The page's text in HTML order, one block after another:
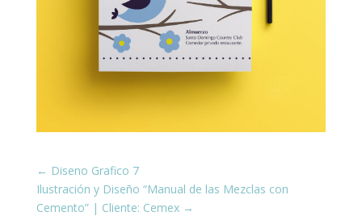
← Diseno Grafico 7
Ilustración y Diseño “Manual de las Mezclas con
Cemento” | Cliente: Cemex →